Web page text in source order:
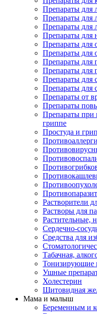
Препараты для
Препараты для
Препараты для
Препараты для
Препараты для
Препараты для
Препараты для
Препараты для
Препараты для
Препараты для
Препараты от
Препараты
Препараты при
гриппе
Простуда и
Растворители
Растворы для
Растительные,
Сердечно-
Средства для
Табачная,
Тонизирующие
Ушные
Холестерин
Щитовидная
Мама и малыш
Беременным и